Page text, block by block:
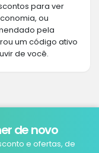
para ver
ou
pela
um código ativo
de você.
de novo
e ofertas, de